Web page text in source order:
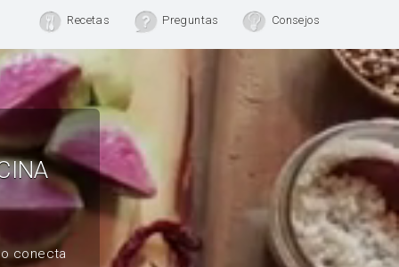
Recetas Preguntas Consejos
conecta